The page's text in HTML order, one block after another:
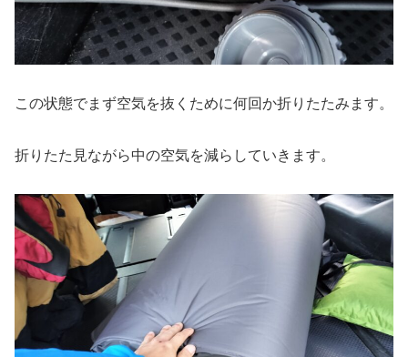
この状態でまず空気を抜くために何回か折りたたみます。
折りたた見ながら中の空気を減らしていきます。